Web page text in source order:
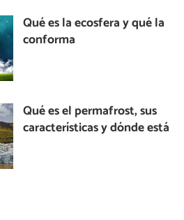
Qué es la ecosfera y qué la
conforma
Qué es el permafrost, sus
características y dónde está